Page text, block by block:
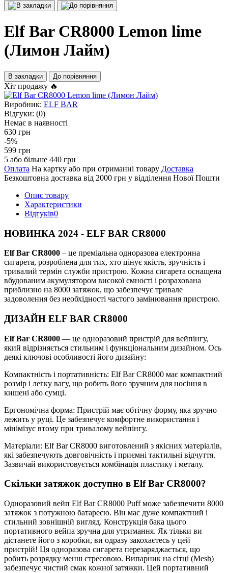
Elf Bar CR8000 Lemon lime
(Лимон Лайм)
В закладки До порівняння
Хіт продажу 🔥
Виробник: ELF BAR
Відгуки: (0)
Немає в наявності
630 грн
-5%
599 грн
5 або більше 440 грн
Оплата На картку або при отриманні товару Доставка
Безкоштовна доставка від 2000 грн у відділення Нової Пошти
Опис товару
Характеристики
Відгуків0
НОВИНКА 2024 - ELF BAR CR8000
Elf Bar CR8000 – це преміальна одноразова електронна
сигарета, розроблена для тих, хто цінує якість, зручність і
тривалий термін служби пристрою. Кожна сигарета оснащена
вбудованим акумулятором високої ємності і розрахована
приблизно на 8000 затяжок, що забезпечує тривале
задоволення без необхідності частого замінювання пристрою.
ДИЗАЙН ELF BAR CR8000
Elf Bar CR8000 — це одноразовий пристрій для вейпінгу,
який відрізняється стильним і функціональним дизайном. Ось
деякі ключові особливості його дизайну:
Компактність і портативність: Elf Bar CR8000 має компактний
розмір і легку вагу, що робить його зручним для носіння в
кишені або сумці.
Ергономічна форма: Пристрій має обтічну форму, яка зручно
лежить у руці. Це забезпечує комфортне використання і
мінімізує втому при тривалому вейпінгу.
Матеріали: Elf Bar CR8000 виготовлений з якісних матеріалів,
які забезпечують довговічність і приємні тактильні відчуття.
Зазвичай використовується комбінація пластику і металу.
Скільки затяжок доступно в Elf Bar CR8000?
Одноразовий вейп Elf Bar CR8000 Puff може забезпечити 8000
затяжок з потужною батареєю. Він має дуже компактний і
стильний зовнішній вигляд. Конструкція бака цього
портативного вейпа зручна для утримання. Як тільки ви
дістанете його з коробки, ви одразу закохаєтесь у цей
пристрій! Ця одноразова сигарета перезаряджається, що
робить розрядку менш стресовою. Випарник на сітці (Mesh)
забезпечує чистий смак кожної затяжки. Цей портативний